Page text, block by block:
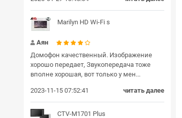
Marilyn HD Wi-Fi s
Аян
Домофон качественный. Изображение
хорошо передает, Звукопередача тоже
вполне хорошая, вот только у мен...
2023-11-15 07:52:41 читать далее
CTV-M1701 Plus